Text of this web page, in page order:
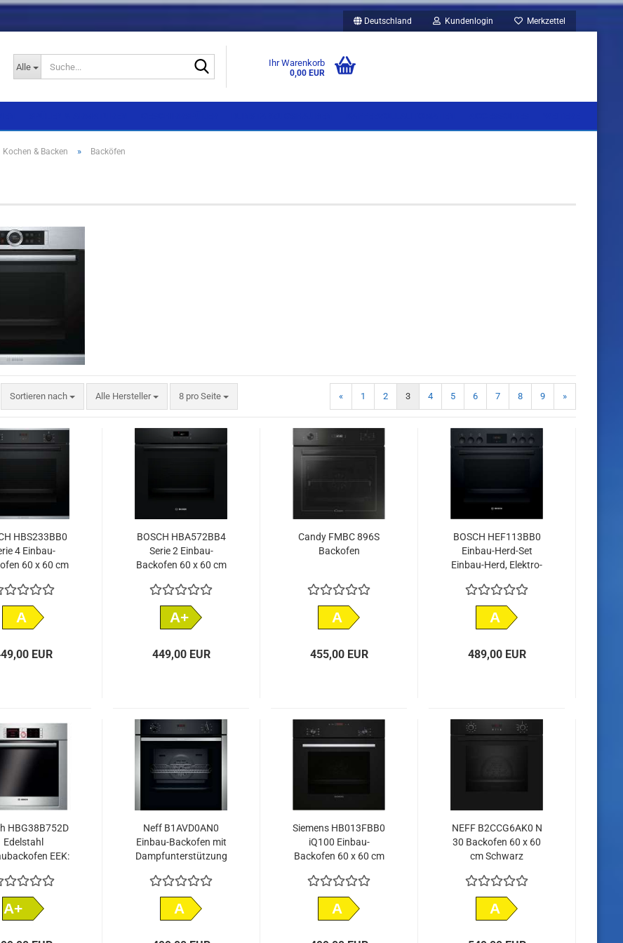
Deutschland Kundenlogin Merkzettel
Alle Ihr Warenkorb
0,00 EUR
Kochen & Backen » Backöfen
Sortieren nach
Sortieren nach Alle Hersteller 8 pro Seite
pro Seite « 1 2 3 4 5 6 7 8 9 »
HBS233BB0
4 Einbau-
60 x 60 cm
A
EUR
BOSCH HBA572BB4
Serie 2 Einbau-
Backofen 60 x 60 cm
A+
449,00 EUR
Candy FMBC 896S
Backofen
A
455,00 EUR
BOSCH HEF113BB0
Einbau-Herd-Set
Einbau-Herd, Elektro-
A
489,00 EUR
HBG38B752D
Edelstahl
EEK:
A+
Neff B1AVD0AN0
Einbau-Backofen mit
Dampfunterstützung
A
Siemens HB013FBB0
iQ100 Einbau-
Backofen 60 x 60 cm
A
NEFF B2CCG6AK0 N
30 Backofen 60 x 60
cm Schwarz
A